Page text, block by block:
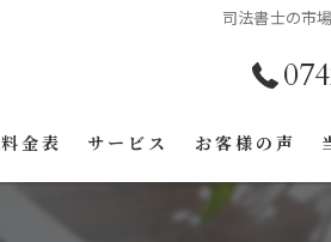
司法書士の市
料金表 サービス お客様の声